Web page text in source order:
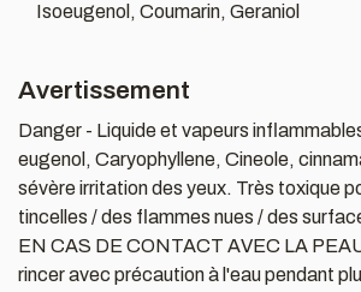
Isoeugenol, Coumarin, Geraniol
Avertissement
Danger - Liquide et vapeurs
eugenol, Caryophyllene, Cineole,
sévère irritation des yeux. Très toxique
tincelles / des flammes nues / des
EN CAS DE CONTACT AVEC LA
rincer avec précaution à l'eau pendant